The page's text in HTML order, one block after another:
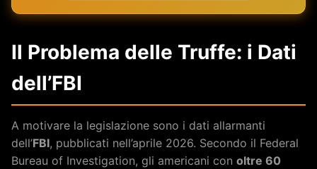
Il Problema delle Truffe: i Dati
dell’FBI
A motivare la legislazione sono i dati allarmanti
dell’FBI, pubblicati nell’aprile 2026. Secondo il Federal
Bureau of Investigation, gli americani con oltre 60